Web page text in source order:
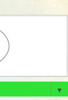
▼